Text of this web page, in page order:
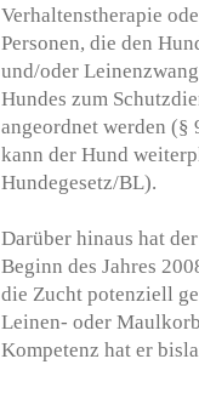
Verhaltenstherapie
Personen, die den
und/oder
Hundes zum
angeordnet werden (§
kann der Hund
Hundegesetz/BL).
Darüber hinaus hat
Beginn des Jahres
die Zucht potenziell
Leinen- oder
Kompetenz hat er